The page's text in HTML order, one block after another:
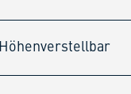
Höhenverstellbar